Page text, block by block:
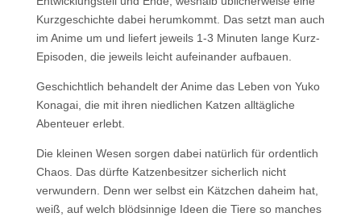
Kurzgeschichte dabei herumkommt. Das setzt man auch
im Anime um und liefert jeweils 1-3 Minuten lange Kurz-
Episoden, die jeweils leicht aufeinander aufbauen.
Geschichtlich behandelt der Anime das Leben von Yuko
Konagai, die mit ihren niedlichen Katzen alltägliche
Abenteuer erlebt.
Die kleinen Wesen sorgen dabei natürlich für ordentlich
Chaos. Das dürfte Katzenbesitzer sicherlich nicht
verwundern. Denn wer selbst ein Kätzchen daheim hat,
weiß, auf welch blödsinnige Ideen die Tiere so manches